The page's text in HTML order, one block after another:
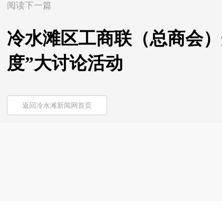
阅读下一篇
冷水滩区工商联（总商会
度”大讨论活动
返回冷水滩新闻网首页